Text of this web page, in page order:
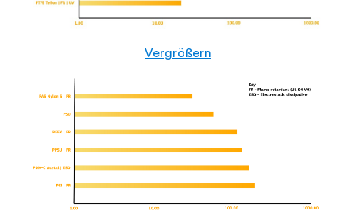
Vergrößern